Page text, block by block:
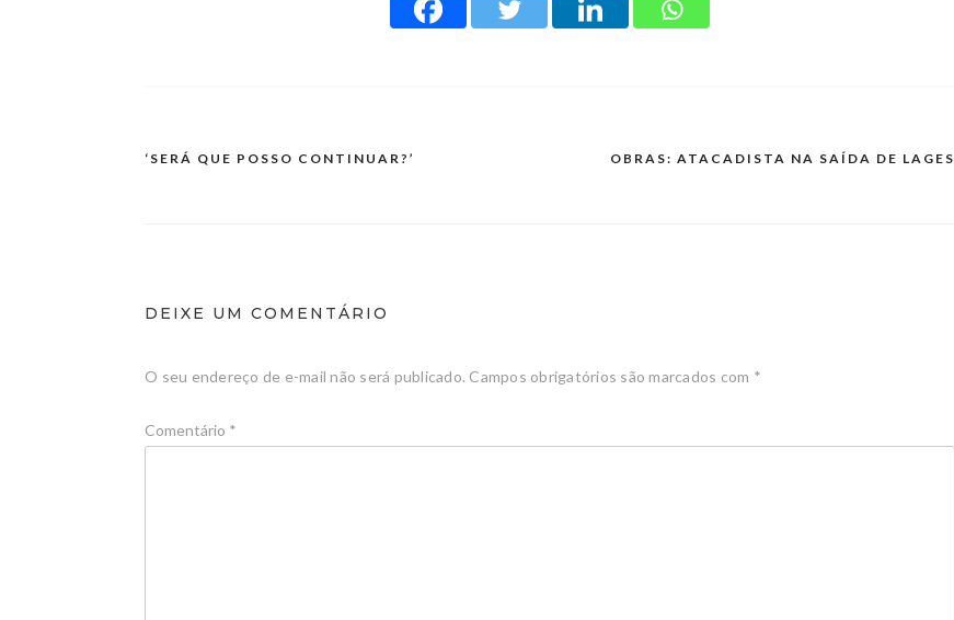
‘SERÁ QUE POSSO CONTINUAR?’ OBRAS: ATACADISTA NA SAÍDA DE LAGES
DEIXE UM COMENTÁRIO
O seu endereço de e-mail não será publicado. Campos obrigatórios são marcados com *
Comentário *